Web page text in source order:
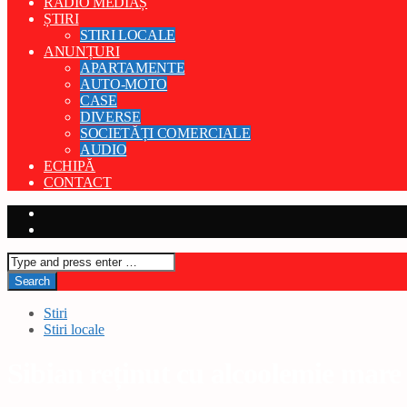
ȘTIRI
STIRI LOCALE
ANUNȚURI
APARTAMENTE
AUTO-MOTO
CASE
DIVERSE
SOCIETĂȚI COMERCIALE
AUDIO
ECHIPĂ
CONTACT
Stiri
Stiri locale